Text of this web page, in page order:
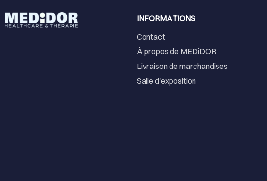
INFORMATIONS
Contact
À propos de MEDiDOR
Livraison de marchandises
Salle d'exposition